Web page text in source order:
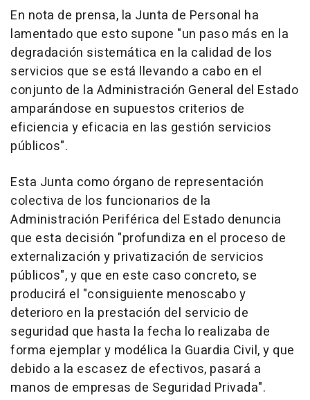
En nota de prensa, la Junta de Personal ha
lamentado que esto supone "un paso más en la
degradación sistemática en la calidad de los
servicios que se está llevando a cabo en el
conjunto de la Administración General del Estado
amparándose en supuestos criterios de
eficiencia y eficacia en las gestión servicios
públicos".
Esta Junta como órgano de representación
colectiva de los funcionarios de la
Administración Periférica del Estado denuncia
que esta decisión "profundiza en el proceso de
externalización y privatización de servicios
públicos", y que en este caso concreto, se
producirá el "consiguiente menoscabo y
deterioro en la prestación del servicio de
seguridad que hasta la fecha lo realizaba de
forma ejemplar y modélica la Guardia Civil, y que
debido a la escasez de efectivos, pasará a
manos de empresas de Seguridad Privada".